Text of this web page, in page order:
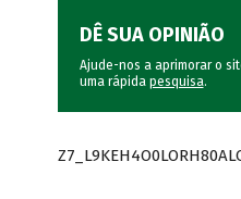
DÊ SUA OPINIÃO
Ajude-nos a aprimorar o
uma rápida pesquisa.